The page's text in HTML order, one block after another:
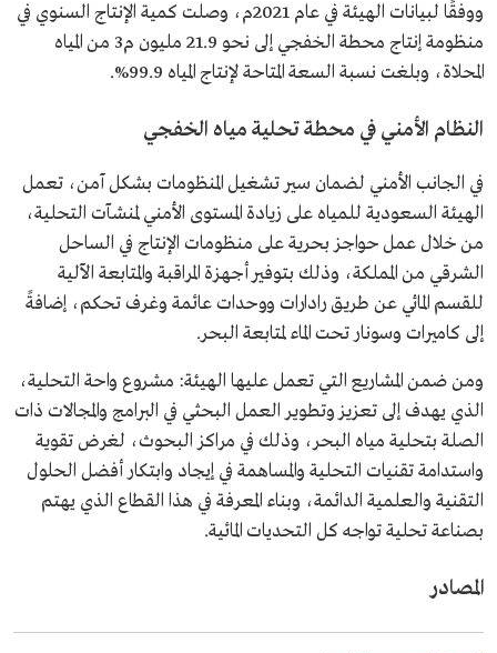
ووفقًا لبيانات الهيئة في عام 2021م، وصلت كمية الإنتاج السنوي في
منظومة إنتاج محطة الخفجي إلى نحو 21.9 مليون م3 من المياه
المحلاة، وبلغت نسبة السعة المتاحة لإنتاج المياه 99.9%.
النظام الأمني في محطة تحلية مياه الخفجي
في الجانب الأمني لضمان سير تشغيل المنظومات بشكل آمن، تعمل
الهيئة السعودية للمياه على زيادة المستوى الأمني لمنشآت التحلية،
من خلال عمل حواجز بحرية على منظومات الإنتاج في الساحل
الشرقي من المملكة، وذلك بتوفير أجهزة المراقبة والمتابعة الآلية
للقسم المائي عن طريق رادارات ووحدات عائمة وغرف تحكم، إضافةً
إلى كاميرات وسونار تحت الماء لمتابعة البحر.
ومن ضمن المشاريع التي تعمل عليها الهيئة: مشروع واحة التحلية،
الذي يهدف إلى تعزيز وتطوير العمل البحثي في البرامج والمجالات ذات
الصلة بتحلية مياه البحر، وذلك في مراكز البحوث، لغرض تقوية
واستدامة تقنيات التحلية والمساهمة في إيجاد وابتكار أفضل الحلول
التقنية والعلمية الدائمة، وبناء المعرفة في هذا القطاع الذي يهتم
بصناعة تحلية تواجه كل التحديات المائية.
المصادر